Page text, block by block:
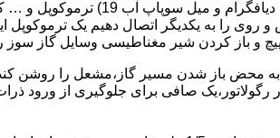
روی را به یکدیگر اتصال دهیم یک
باز شدن مسیر گاز،مشعل را روشن
صافی برای جلوگیری از ورود